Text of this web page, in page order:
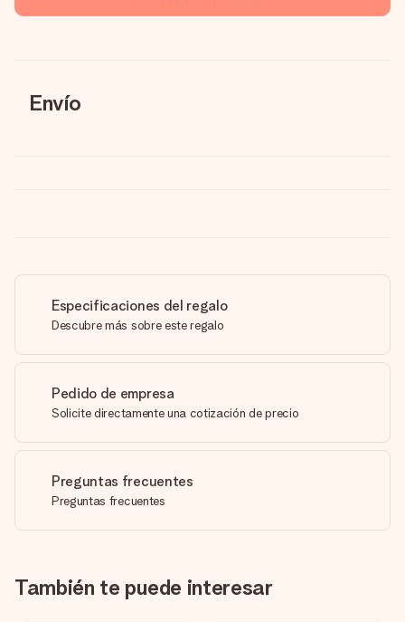
Envío
Especificaciones del regalo
Descubre más sobre este regalo
Pedido de empresa
Solicite directamente una cotización de precio
Preguntas frecuentes
Preguntas frecuentes
También te puede interesar